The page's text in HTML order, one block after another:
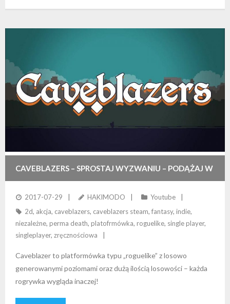
CAVEBLAZERS – SPROSTAJ WYZWANIU – PODĄŻAJ W
GŁĄB JASKINI!
2017-07-29 HAKIMODO
Youtube
2d, akcja, caveblazers, caveblazers steam, fantasy, indie,
niezależne, perma death, platofrmówka, roguelike, single player,
singleplayer, zręcznościowa
Caveblazer to platformówka typu „roguelike” z losowo
generowanymi poziomami oraz dużą ilością losowości – każda
rogrywka wygląda inaczej!